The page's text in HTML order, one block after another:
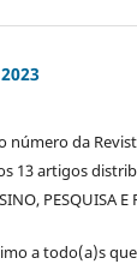
da
13 artigos
PESQUISA E
a todo(a)s